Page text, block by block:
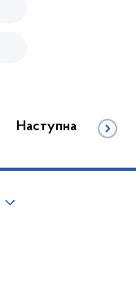
Наступна